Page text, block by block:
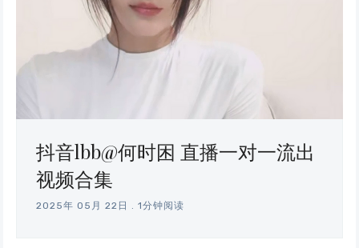
抖音lbb@何时困 直播一对一流出
视频合集
2025年 05月 22日 1分钟阅读